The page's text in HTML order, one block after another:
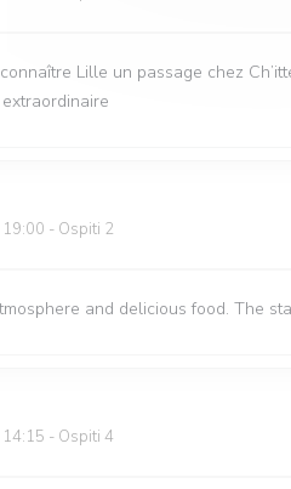
Lille un passage chez
19:00 - Ospiti 2
and delicious food. The
14:15 - Ospiti 4